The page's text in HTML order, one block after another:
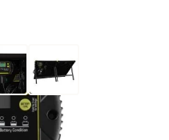
Controller